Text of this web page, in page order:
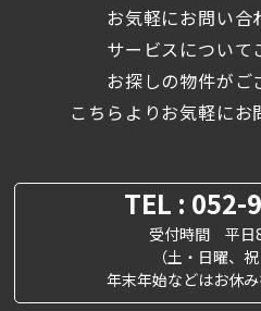
お気軽にお問い合
サービスについて
お探しの物件がご
こちらよりお気軽にお
TEL : 052-
受付時間 平日
（土・日曜、
年末年始などはお休み